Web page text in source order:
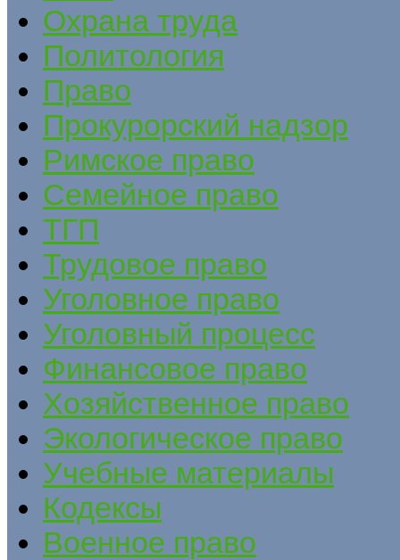
Охрана труда
Политология
Право
Прокурорский надзор
Римское право
Семейное право
ТГП
Трудовое право
Уголовное право
Уголовный процесс
Финансовое право
Хозяйственное право
Экологическое право
Учебные материалы
Кодексы
Военное право